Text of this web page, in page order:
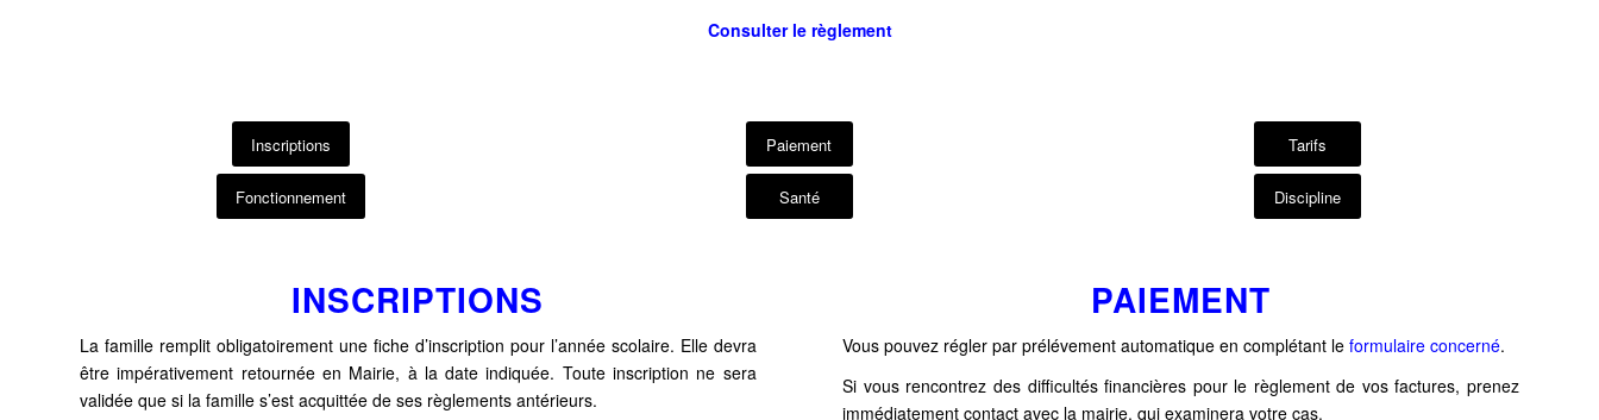
Consulter le règlement
Inscriptions
Fonctionnement
Paiement
Santé
Tarifs
Discipline
INSCRIPTIONS
La famille remplit obligatoirement une fiche d’inscription pour l’année scolaire. Elle devra
être impérativement retournée en Mairie, à la date indiquée. Toute inscription ne sera
validée que si la famille s’est acquittée de ses règlements antérieurs.
PAIEMENT
Vous pouvez régler par prélévement automatique en complétant leformulaire concerné.
Si vous rencontrez des difficultés financières pour le règlement de vos factures, prenez
immédiatement contact avec la mairie, qui examinera votre cas.